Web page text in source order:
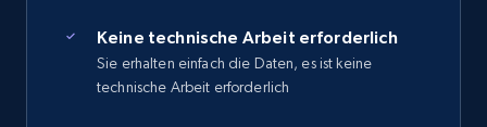
Keine technische Arbeit erforderlich
Sie erhalten einfach die Daten, es ist keine
technische Arbeit erforderlich